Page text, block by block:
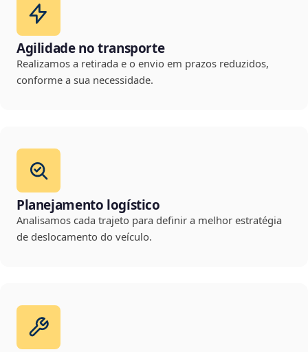
Agilidade no transporte
Realizamos a retirada e o envio em prazos reduzidos,
conforme a sua necessidade.
Planejamento logístico
Analisamos cada trajeto para definir a melhor estratégia
de deslocamento do veículo.